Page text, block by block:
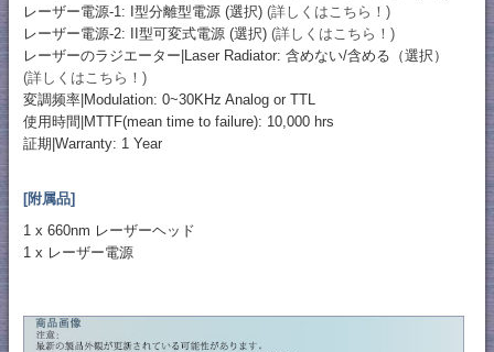
レーザー電源-1: I型分離型電源 (選択) (詳しくはこちら！)
レーザー電源-2: II型可変式電源 (選択) (詳しくはこちら！)
レーザーのラジエーター|Laser Radiator: 含めない/含める（選択）
(詳しくはこちら！)
変調频率|Modulation: 0~30KHz Analog or TTL
使用時間|MTTF(mean time to failure): 10,000 hrs
証期|Warranty: 1 Year
[附属品]
1 x 660nm レーザーヘッド
1 x レーザー電源